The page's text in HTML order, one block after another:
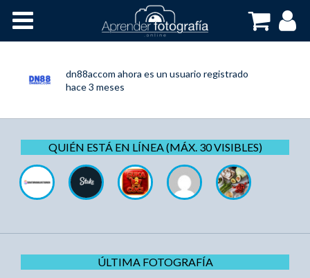
dn88accom ahora es un usuario registrado
hace 3 meses
QUIÉN ESTÁ EN LÍNEA (MÁX. 30 VISIBLES)
ÚLTIMA FOTOGRAFÍA